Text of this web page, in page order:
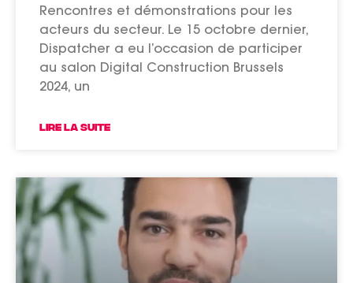
Rencontres et démonstrations pour les
acteurs du secteur. Le 15 octobre dernier,
Dispatcher a eu l’occasion de participer
au salon Digital Construction Brussels
2024, un
LIRE LA SUITE